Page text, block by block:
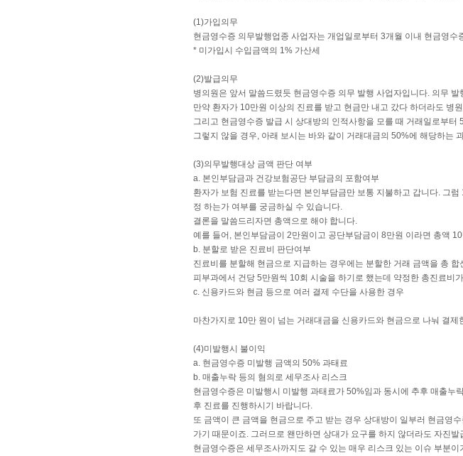
(1)가입의무
현금영수증 의무발행업종 사업자는 ​개업일로부터 3개월 이내 현금영
* 미가입시 수입금액의 1% 가산세
(2)발급의무
병의원은 앞서 말씀드렸듯 현금영수증 의무 발행 사업자입니다. 의무
만약 환자가 10만원 이상의 진료를 받고 현금만 내고 갔다 하더라도 병
그리고 현금영수증 발급 시 상대방의 인적사항을 모를 때 거래일로부
그렇지 않을 경우, 아래 보시는 바와 같이 거래대금의 50%에 해당하는
(3)의무발행대상 금액 판단 여부
a. 본인부담금과 건강보험공단 부담금의 포함여부
환자가 보험 진료를 받는다면 본인부담금만 보통 지불하고 갑니다. 그
정 하는가 여부를 궁금하실 수 있습니다.
결론을 말씀드리자면 총액으로 해야 합니다.
예를 들어, 본인부담금이 2만원이고 공단부담금이 8만원 이라면 총액
b. 분할로 받은 진료비 판단여부
진료비를 분할해 현금으로 지급하는 경우에는 분할한 거래 금액을 총
피부과에서 건당 5만원씩 10회 시술을 하기로 했는데 약정한 총진료비
c. 신용카드와 현금 등으로 여러 결제 수단을 사용한 경우
마찬가지로 10만 원이 넘는 거래대금을 신용카드와 현금으로 나눠 결
(4)미발행시 불이익
a. 현금영수증 미발행 금액의 50% 과태료
b. 매출누락 등의 혐의로 세무조사 리스크
현금영수증은 미발행시 미발행 과태료가 50%임과 동시에 추후 매출누
후 진료를 진행하시기 바랍니다.
또 금액이 큰 금액을 현금으로 주고 받는 경우 상대방이 일부러 현금영
가기 때문이죠. 그러므로 왠만하면 상대가 요구를 하지 않더라도 자진
현금영수증은 세무조사까지도 갈 수 있는 매우 리스크 있는 이슈 부분